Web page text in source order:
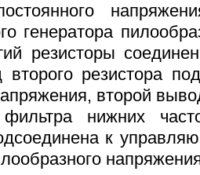
генератора
резисторы
резистора
второй
нижних
к